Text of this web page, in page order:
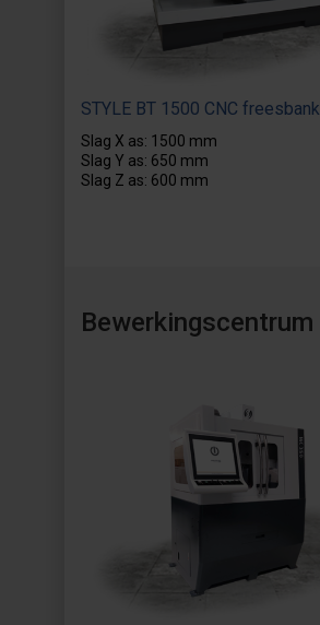
STYLE BT 1500 CNC freesbank
Slag X as: 1500 mm
Slag Y as: 650 mm
Slag Z as: 600 mm
Bewerkingscentrum